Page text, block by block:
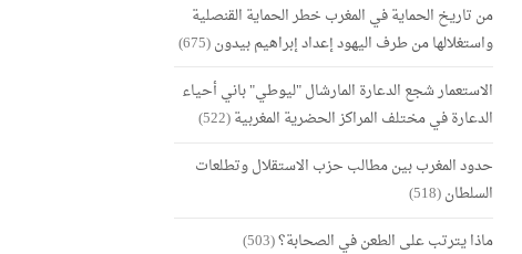
من تاريخ الحماية في المغرب خطر الحماية القنصلية
واستغلالها من طرف اليهود إعداد إبراهيم بيدون(675)
الاستعمار شجع الدعارة المارشال "ليوطي" باني أحياء
الدعارة في مختلف المراكز الحضرية المغربية(522)
حدود المغرب بين مطالب حزب الاستقلال وتطلعات
السلطان(518)
ماذا يترتب على الطعن في الصحابة؟(503)